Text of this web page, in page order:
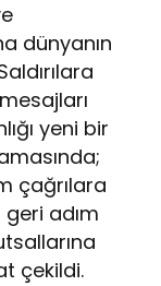
dünyanın
yeni bir
çağrılara
adım
çekildi.